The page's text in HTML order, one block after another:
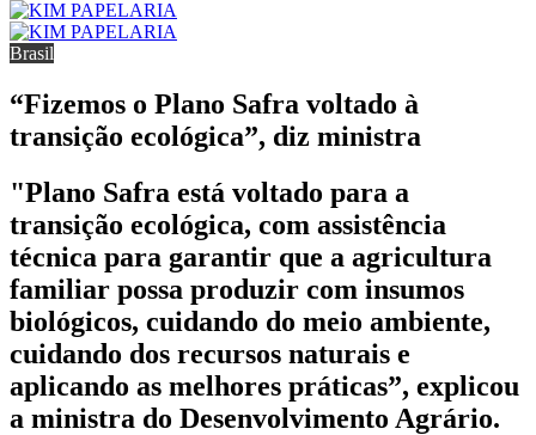
Brasil
“Fizemos o Plano Safra voltado à
transição ecológica”, diz ministra
"Plano Safra está voltado para a
transição ecológica, com assistência
técnica para garantir que a agricultura
familiar possa produzir com insumos
biológicos, cuidando do meio ambiente,
cuidando dos recursos naturais e
aplicando as melhores práticas”, explicou
a ministra do Desenvolvimento Agrário.